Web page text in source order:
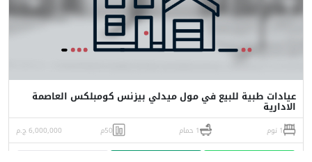
عيادات طبية للبيع في مول ميدلي بيزنس كومبلكس العاصمة
الادارية
1 نوم 1 حمام 50م 6,000,000 ج.م